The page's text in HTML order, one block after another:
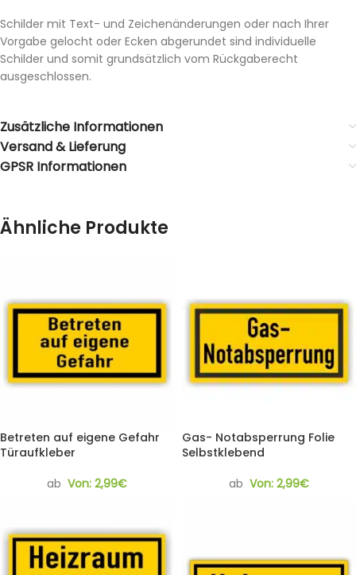
Schilder mit Text- und Zeichenänderungen oder nach Ihrer
Vorgabe gelocht oder Ecken abgerundet sind individuelle
Schilder und somit grundsätzlich vom Rückgaberecht
ausgeschlossen.
Zusätzliche Informationen
Versand & Lieferung
GPSR Informationen
Ähnliche Produkte
Betreten auf eigene Gefahr
Türaufkleber
ab Von: 2,99€
Gas- Notabsperrung Folie
Selbstklebend
ab Von: 2,99€